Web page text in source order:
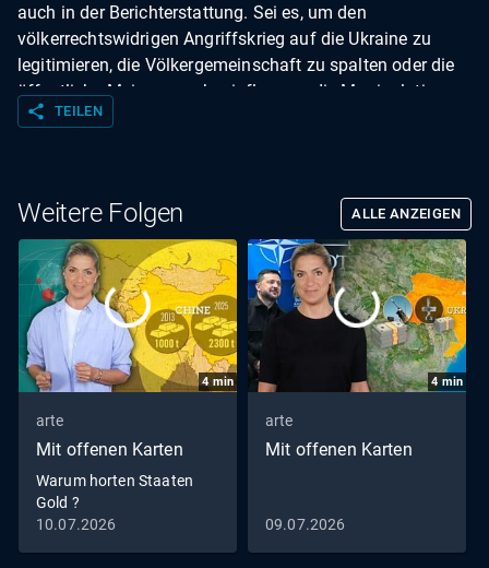
auch in der Berichterstattung. Sei es, um den
völkerrechtswidrigen Angriffskrieg auf die Ukraine zu
legitimieren, die Völkergemeinschaft zu spalten oder die
öffentliche Meinung zu beeinflussen: die Manipulation
von Fakten charakterisiert das Regime von Wladimir
share TEILEN
Weitere Folgen ALLE ANZEIGEN
4min
arte
Mit offenen Karten
Warum horten Staaten
Gold ?
10.07.2026
4min
arte
Mit offenen Karten
09.07.2026